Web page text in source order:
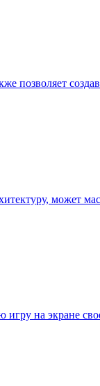
позволяет
может
на экране